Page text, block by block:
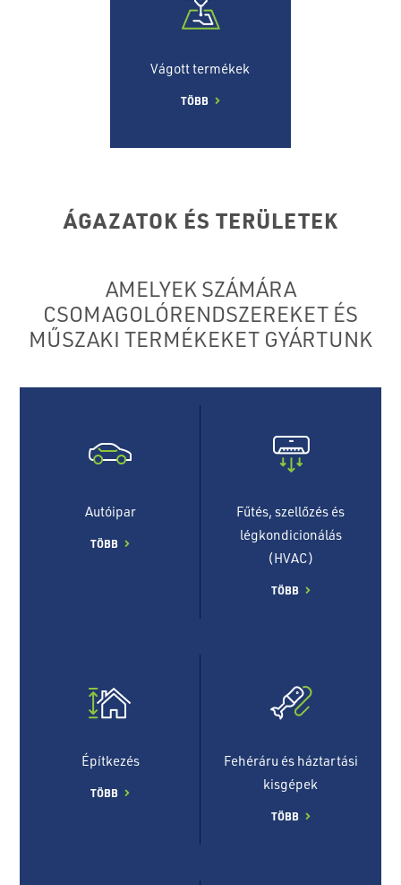
Vágott termékek
TÖBB
ÁGAZATOK ÉS TERÜLETEK
AMELYEK SZÁMÁRA
CSOMAGOLÓRENDSZEREKET ÉS
MŰSZAKI TERMÉKEKET GYÁRTUNK
Autóipar
TÖBB
Fűtés, szellőzés és
légkondicionálás
(HVAC)
TÖBB
Építkezés
TÖBB
Fehéráru és háztartási
kisgépek
TÖBB